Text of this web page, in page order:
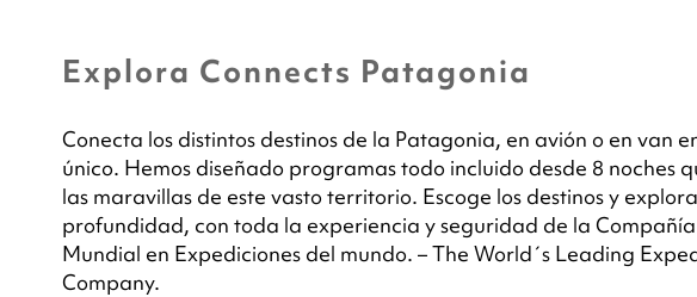
Explora Connects Patagonia
Conecta los distintos destinos de la Patagonia, en avión o en van
único. Hemos diseñado programas todo incluido desde 8 noches
las maravillas de este vasto territorio. Escoge los destinos y
profundidad, con toda la experiencia y seguridad de la
Mundial en Expediciones del mundo. – The World´s Leading
Company.